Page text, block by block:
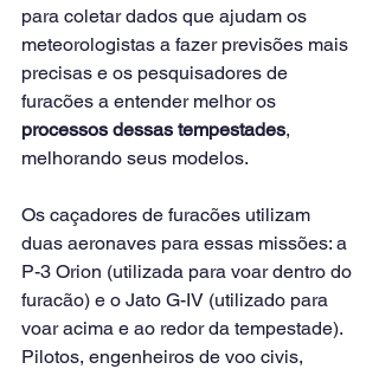
para coletar dados que ajudam os
meteorologistas a fazer previsões mais
precisas e os pesquisadores de
furacões a entender melhor os
processos dessas tempestades,
melhorando seus modelos.
Os caçadores de furacões utilizam
duas aeronaves para essas missões: a
P-3 Orion (utilizada para voar dentro do
furacão) e o Jato G-IV (utilizado para
voar acima e ao redor da tempestade).
Pilotos, engenheiros de voo civis,